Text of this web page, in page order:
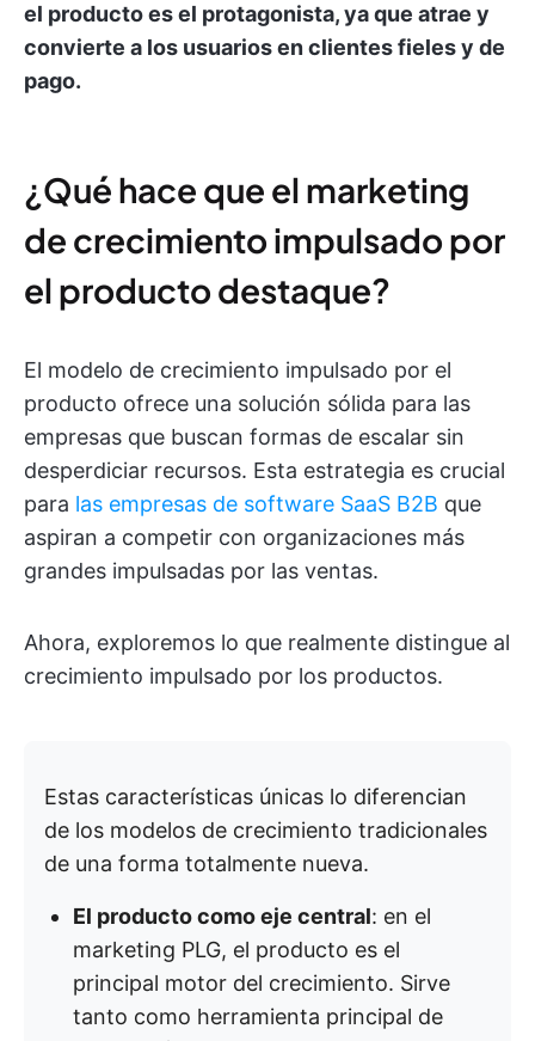
el producto es el protagonista, ya que atrae y
convierte a los usuarios en clientes fieles y de
pago.
¿Qué hace que el marketing
de crecimiento impulsado por
el producto destaque?
El modelo de crecimiento impulsado por el
producto ofrece una solución sólida para las
empresas que buscan formas de escalar sin
desperdiciar recursos. Esta estrategia es crucial
para las empresas de software SaaS B2B que
aspiran a competir con organizaciones más
grandes impulsadas por las ventas.
Ahora, exploremos lo que realmente distingue al
crecimiento impulsado por los productos.
Estas características únicas lo diferencian
de los modelos de crecimiento tradicionales
de una forma totalmente nueva.
El producto como eje central: en el
marketing PLG, el producto es el
principal motor del crecimiento. Sirve
tanto como herramienta principal de